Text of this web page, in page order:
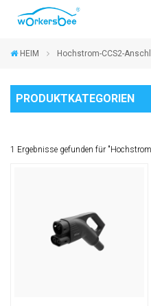
HEIM Hochstrom-CCS2-
PRODUKTKATEGORIEN
1 Ergebnisse gefunden für